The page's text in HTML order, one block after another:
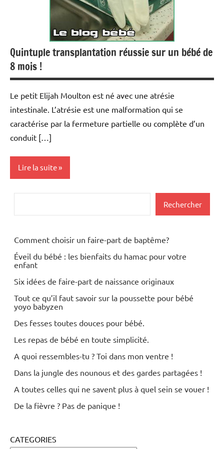
Quintuple transplantation réussie sur un bébé de
8 mois !
Le petit Elijah Moulton est né avec une atrésie
intestinale. L’atrésie est une malformation qui se
caractérise par la fermeture partielle ou complète d’un
conduit […]
Lire la suite
Santé
Rechercher
Comment choisir un faire-part de baptême?
Éveil du bébé : les bienfaits du hamac pour votre
enfant
Six idées de faire-part de naissance originaux
Tout ce qu’il faut savoir sur la poussette pour bébé
yoyo babyzen
Des fesses toutes douces pour bébé.
Les repas de bébé en toute simplicité.
A quoi ressembles-tu ? Toi dans mon ventre !
Dans la jungle des nounous et des gardes partagées !
A toutes celles qui ne savent plus à quel sein se vouer !
De la fièvre ? Pas de panique !
CATEGORIES